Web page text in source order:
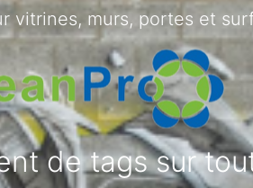
vitrines, murs, portes et
de tags sur